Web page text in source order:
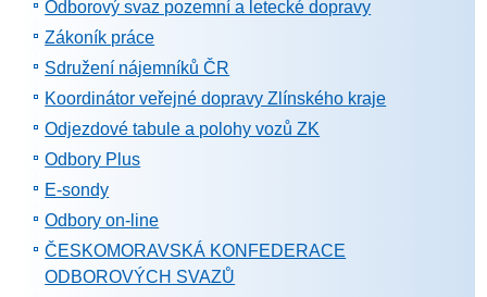
Odborový svaz pozemní a letecké dopravy
Zákoník práce
Sdružení nájemníků ČR
Koordinátor veřejné dopravy Zlínského kraje
Odjezdové tabule a polohy vozů ZK
Odbory Plus
E-sondy
Odbory on-line
ČESKOMORAVSKÁ KONFEDERACE
ODBOROVÝCH SVAZŮ